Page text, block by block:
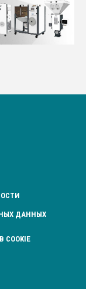
ДАННЫХ